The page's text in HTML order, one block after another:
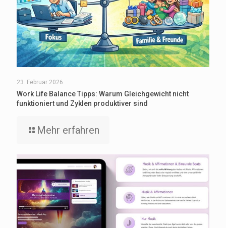
23. Februar 2026
Work Life Balance Tipps: Warum Gleichgewicht nicht
funktioniert und Zyklen produktiver sind
Mehr erfahren